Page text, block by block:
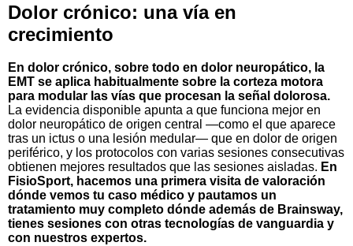
Dolor crónico: una vía en
crecimiento
En dolor crónico, sobre todo en dolor neuropático, la
EMT se aplica habitualmente sobre la corteza motora
para modular las vías que procesan la señal dolorosa.
La evidencia disponible apunta a que funciona mejor en
dolor neuropático de origen central —como el que aparece
tras un ictus o una lesión medular— que en dolor de origen
periférico, y los protocolos con varias sesiones consecutivas
obtienen mejores resultados que las sesiones aisladas. En
FisioSport, hacemos una primera visita de valoración
dónde vemos tu caso médico y pautamos un
tratamiento muy completo dónde además de Brainsway,
tienes sesiones con otras tecnologías de vanguardia y
con nuestros expertos.